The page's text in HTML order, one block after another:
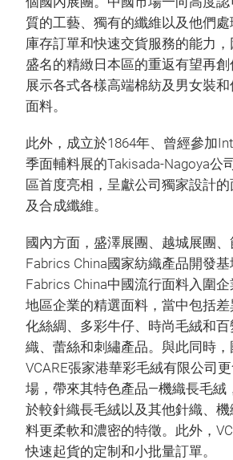
質的工藝、獨有的纖維以及他們處
庫存訂單和快速交貨服務的能力
盛名的精緻日本區的重返有望再
展示各式各樣高端棉紡及男女裝
面料。
此外，成立於1864年、曾經參加
季面輔料展的Takisada-Nagoya公
區首度亮相，呈獻公司獨家設計
及合成纖維。
國內方面，盛澤展團、越城展團、
Fabrics China國家紡織產品開發
Fabrics China中國流行面料入圍
地區企業的精選面料，當中包括
化絲綢、多彩牛仔、時尚毛絨和
織、蕾絲和刺繡產品。與此同時
VCARE張家港華彩毛絨有限公司
場，帶來其特色產品—機織長毛絨
於較針織長毛絨以及其他針織、
料更柔軟和濃密的特徵。此外，
快速起貨的定制和小批量訂單。